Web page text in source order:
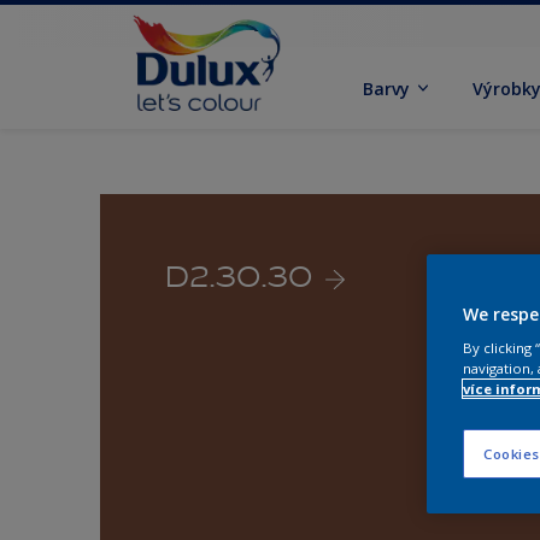
Barvy
D2.30.30
We
By clicking
navigation,
více